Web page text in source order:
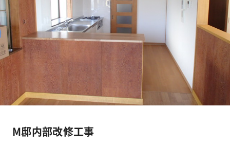
M邸内部改修工事
新築工事
リフォーム
リフォームスタッフ
工事実績
会社情報